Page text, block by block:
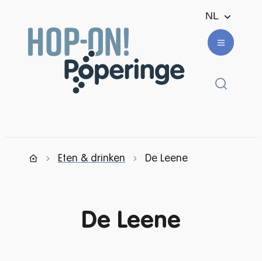
NL
Ondernemen en winkelen
Zoek
Menu
Startpagina
Eten & drinken De Leene
De Leene